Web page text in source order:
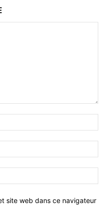
site web dans ce navigateur